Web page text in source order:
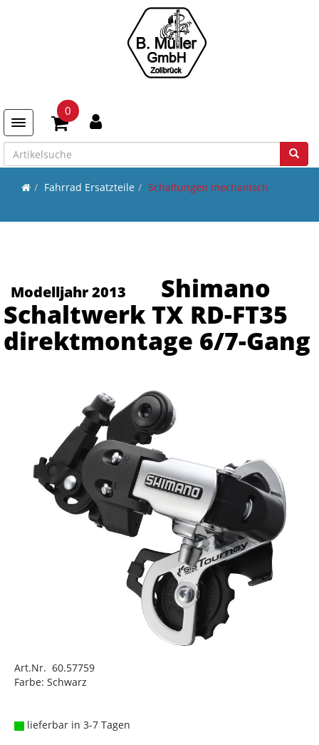
Toggle navigation
0
Fahrrad Ersatzteile Schaltungen mechanisch
Modelljahr 2013
Shimano
Schaltwerk TX RD-FT35
direktmontage 6/7-Gang
Art.Nr. 60.57759
Farbe: Schwarz
lieferbar in 3-7 Tagen